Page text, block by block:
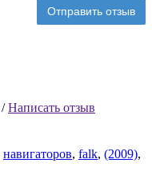
Отправить отзыв
/Написать отзыв
навигаторов, falk, (2009),